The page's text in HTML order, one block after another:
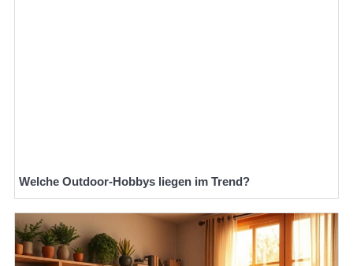
Welche Outdoor-Hobbys liegen im Trend?